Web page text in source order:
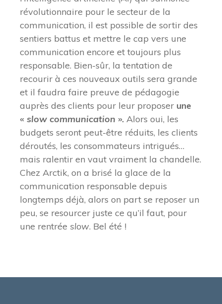
révolutionnaire pour le secteur de la
communication, il est possible de sortir des
sentiers battus et mettre le cap vers une
communication encore et toujours plus
responsable. Bien-sûr, la tentation de
recourir à ces nouveaux outils sera grande
et il faudra faire preuve de pédagogie
auprès des clients pour leur proposer une
« slow communication ». Alors oui, les
budgets seront peut-être réduits, les clients
déroutés, les consommateurs intrigués…
mais ralentir en vaut vraiment la chandelle.
Chez Arctik, on a brisé la glace de la
communication responsable depuis
longtemps déjà, alors on part se reposer un
peu, se resourcer juste ce qu’il faut, pour
une rentrée slow. Bel été !